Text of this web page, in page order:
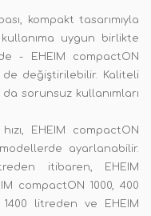
kompakt tasarımıyla
uygun birlikte
- EHEIM compactON
de değiştirilebilir. Kaliteli
sorunsuz kullanımları
EHEIM compactON
ayarlanabilir.
itibaren, EHEIM
compactON 1000, 400
litreden ve EHEIM